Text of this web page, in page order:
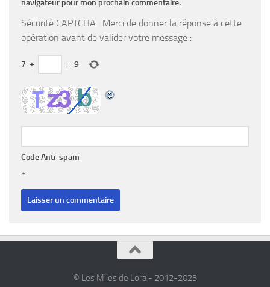
navigateur pour mon prochain commentaire.
Sécurité CAPTCHA : Merci de donner la réponse à cette
opération avant de valider votre message :
7 + = 9
Code Anti-spam
*
© Les Miles de Lora - 2012-2023